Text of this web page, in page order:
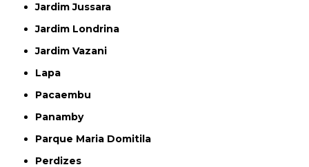
Jardim Jussara
Jardim Londrina
Jardim Vazani
Lapa
Pacaembu
Panamby
Parque Maria Domitila
Perdizes